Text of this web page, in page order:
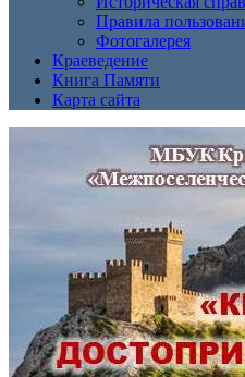
Правила
Фотогалерея
Краеведение
Книга Памяти
Карта сайта